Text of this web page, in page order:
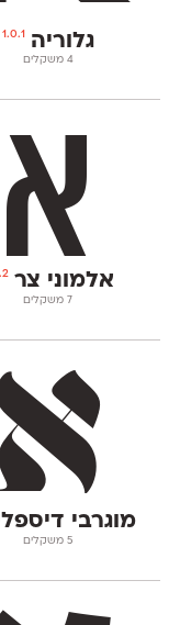
גלוריה1.0.1
‫4 משקלים
אלמוני צר
‫7 משקלים
מוגרבי
‫5 משקלים